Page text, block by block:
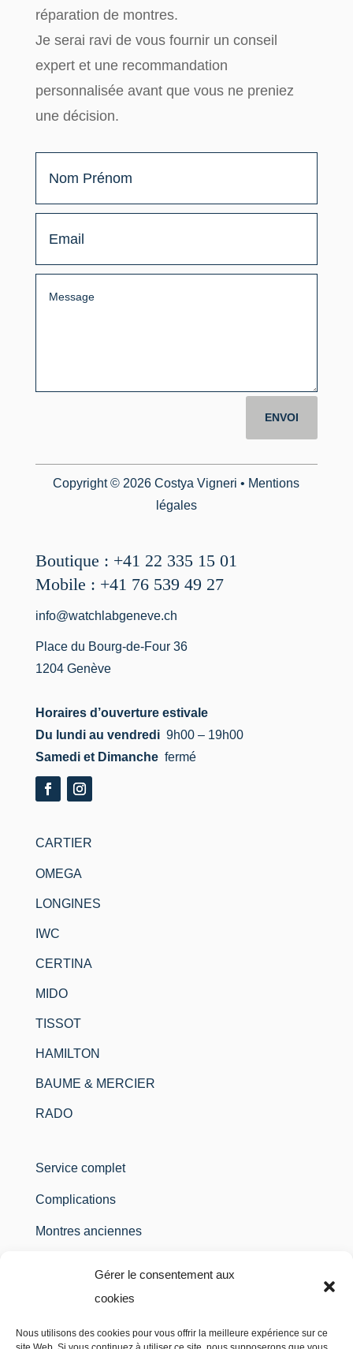
Gérer le consentement aux
cookies
Nous utilisons des cookies pour vous offrir la meilleure expérience sur ce
réparation de montres.
Je serai ravi de vous fournir un conseil
expertet une recommandation
personnalisée avant que vous ne preniez
une décision.
ENVOI
Copyright © 2026 Costya Vigneri • Mentions
légales
Boutique : +41 22 335 15 01
Mobile : +41 76 539 49 27
info@watchlabgeneve.ch
Place du Bourg-de-Four 36
1204 Genève
Horaires d’ouverture estivale
Du lundi au vendredi 9h00 – 19h00
Samedi et Dimanche fermé
CARTIER
OMEGA
LONGINES
IWC
CERTINA
MIDO
TISSOT
HAMILTON
BAUME & MERCIER
RADO
Service complet
Complications
Montres anciennes
Montres à quartz